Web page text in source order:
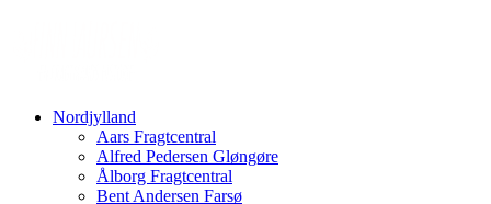
Nordjylland
Aars Fragtcentral
Alfred Pedersen Gløngøre
Ålborg Fragtcentral
Bent Andersen Farsø